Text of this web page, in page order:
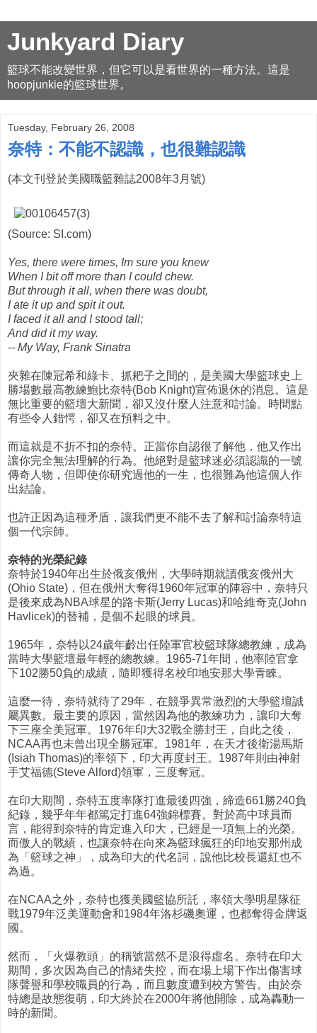
Junkyard Diary
籃球不能改變世界，但它可以是看世界的一種方法。這是
hoopjunkie的籃球世界。
Tuesday, February 26, 2008
奈特：不能不認識，也很難認識
(本文刊登於美國職籃雜誌2008年3月號)
(Source: SI.com)
Yes, there were times, Im sure you knew
When I bit off more than I could chew.
But through it all, when there was doubt,
I ate it up and spit it out.
I faced it all and I stood tall;
And did it my way.
-- My Way, Frank Sinatra
夾雜在陳冠希和綠卡、抓耙子之間的，是美國大學籃球史上
勝場數最高教練鮑比奈特(Bob Knight)宣佈退休的消息。這是
無比重要的籃壇大新聞，卻又沒什麼人注意和討論。時間點
有些令人錯愕，卻又在預料之中。
而這就是不折不扣的奈特。正當你自認很了解他，他又作出
讓你完全無法理解的行為。他絕對是籃球迷必須認識的一號
傳奇人物，但即使你研究過他的一生，也很難為他這個人作
出結論。
也許正因為這種矛盾，讓我們更不能不去了解和討論奈特這
個一代宗師。
奈特的光榮紀錄
奈特於1940年出生於俄亥俄州，大學時期就讀俄亥俄州大
(Ohio State)，但在俄州大奪得1960年冠軍的陣容中，奈特只
是後來成為NBA球星的路卡斯(Jerry Lucas)和哈維奇克(John
Havlicek)的替補，是個不起眼的球員。
1965年，奈特以24歲年齡出任陸軍官校籃球隊總教練，成為
當時大學籃壇最年輕的總教練。1965-71年間，他率陸官拿
下102勝50負的成績，隨即獲得名校印地安那大學青睞。
這麼一待，奈特就待了29年，在競爭異常激烈的大學籃壇誠
屬異數。最主要的原因，當然因為他的教練功力，讓印大奪
下三座全美冠軍。1976年印大32戰全勝封王，自此之後，
NCAA再也未曾出現全勝冠軍。1981年，在天才後衛湯馬斯
(Isiah Thomas)的率領下，印大再度封王。1987年則由神射
手艾福德(Steve Alford)領軍，三度奪冠。
在印大期間，奈特五度率隊打進最後四強，締造661勝240負
紀錄，幾乎年年都篤定打進64強錦標賽。對於高中球員而
言，能得到奈特的肯定進入印大，已經是一項無上的光榮。
而傲人的戰績，也讓奈特在向來為籃球瘋狂的印地安那州成
為「籃球之神」，成為印大的代名詞，說他比校長還紅也不
為過。
在NCAA之外，奈特也獲美國籃協所託，率領大學明星隊征
戰1979年泛美運動會和1984年洛杉磯奧運，也都奪得金牌返
國。
然而，「火爆教頭」的稱號當然不是浪得虛名。奈特在印大
期間，多次因為自己的情緒失控，而在場上場下作出傷害球
隊聲譽和學校職員的行為，而且數度遭到校方警告。由於奈
特總是故態復萌，印大終於在2000年將他開除，成為轟動一
時的新聞。